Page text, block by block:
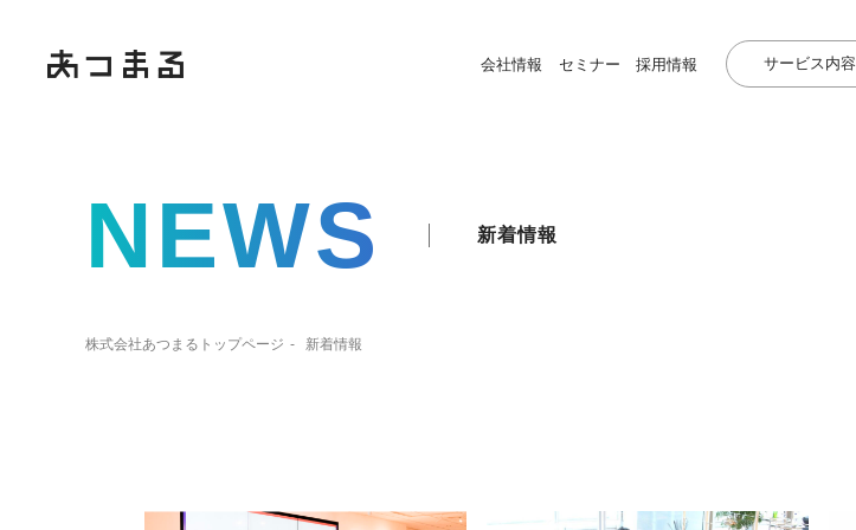
サービス内容
会社情報 セミナー 採用情報
NEWS 新着情報
株式会社あつまるトップページ 新着情報